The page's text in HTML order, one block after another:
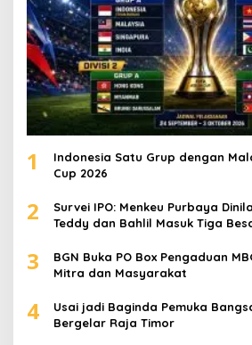
1
Indonesia Satu Grup dengan
Cup 2026
2
Survei IPO: Menkeu Purbaya
Teddy dan Bahlil Masuk Tiga
3
BGN Buka PO Box Pengaduan
Mitra dan Masyarakat
4
Usai jadi Baginda Pemuka
Bergelar Raja Timor